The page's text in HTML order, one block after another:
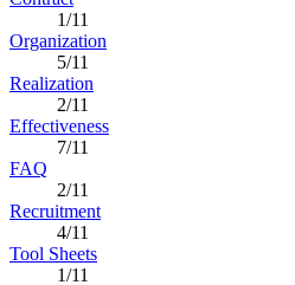
1/11
Organization
5/11
Realization
2/11
Effectiveness
7/11
FAQ
2/11
Recruitment
4/11
Tool Sheets
1/11